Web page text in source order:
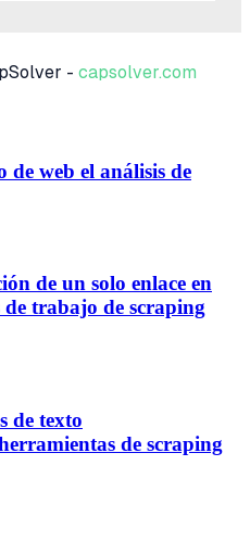
- capsolver.com
de web el análisis de
de un solo enlace en
de trabajo de scraping
de texto
de scraping